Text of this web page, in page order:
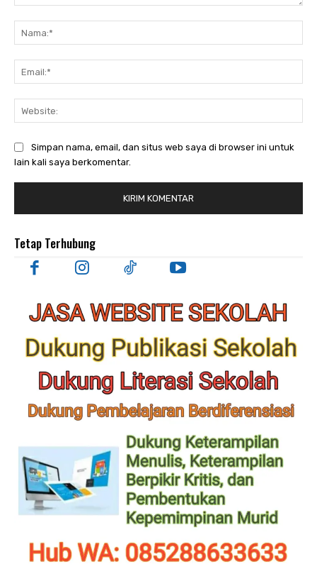
Simpan nama, email, dan situs web saya di browser ini untuk
lain kali saya berkomentar.
Tetap Terhubung